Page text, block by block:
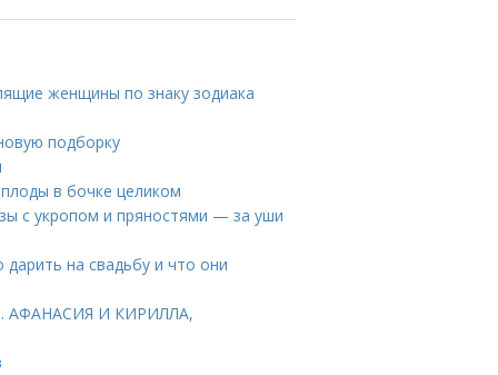
женщины по знаку зодиака
подборку
в бочке целиком
с укропом и пряностями — за уши
на свадьбу и что они
АФАНАСИЯ И КИРИЛЛА,